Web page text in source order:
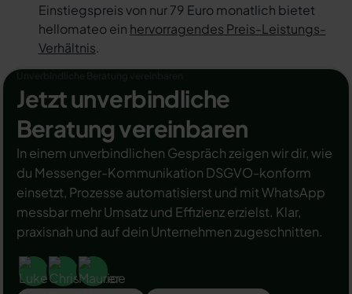
Einstiegspreis von nur 79 Euro monatlich bietet
hellomateo ein hervorragendes Preis-Leistungs-
Verhältnis.
Jetzt unverbindliche
Beratung vereinbaren
In einem unverbindlichen Gespräch zeigen wir dir, wie
du Messenger-Kommunikation DSGVO-konform
einsetzt, Prozesse automatisierst und mit WhatsApp
messbar mehr Umsatz und Effizienz erzielst. Klar,
praxisnah und auf dein Unternehmen zugeschnitten.